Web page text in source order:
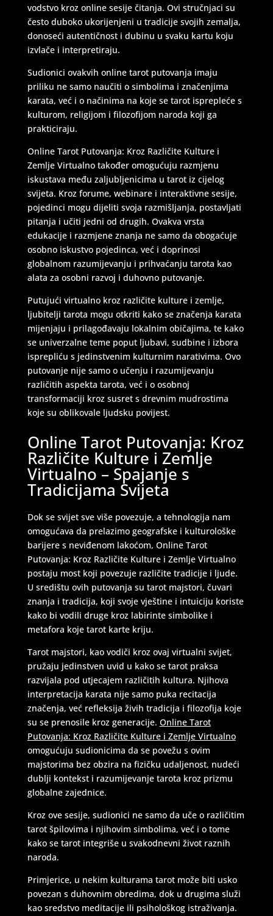
vodstvo kroz online sesije čitanja. Ovi stručnjaci su
često duboko ukorijenjeni u tradicije svojih zemalja,
donoseći autentičnost i dubinu u svaku kartu koju
izvlače i interpretiraju.
Sudionici ovakvih online tarot putovanja imaju
priliku ne samo naučiti o simbolima i značenjima
karata, već i o načinima na koje se tarot isprepleće s
kulturom, religijom i filozofijom naroda koji ga
prakticiraju.
Online Tarot Putovanja: Kroz Različite Kulture i
Zemlje Virtualno također omogućuju razmjenu
iskustava među zaljubljenicima u tarot iz cijelog
svijeta. Kroz forume, webinare i interaktivne sesije,
pojedinci mogu dijeliti svoja razmišljanja, postavljati
pitanja i učiti jedni od drugih. Ovakva vrsta
edukacije i razmjene znanja ne samo da obogaćuje
osobno iskustvo pojedinca, već i doprinosi
globalnom razumijevanju i prihvaćanju tarota kao
alata za osobni razvoj i duhovno putovanje.
Putujući virtualno kroz različite kulture i zemlje,
ljubitelji tarota mogu otkriti kako se značenja karata
mijenjaju i prilagođavaju lokalnim običajima, te kako
se univerzalne teme poput ljubavi, sudbine i izbora
isprepliću s jedinstvenim kulturnim narativima. Ovo
putovanje nije samo o učenju i razumijevanju
različitih aspekta tarota, već i o osobnoj
transformaciji kroz susret s drevnim mudrostima
koje su oblikovale ljudsku povijest.
Online Tarot Putovanja: Kroz
Različite Kulture i Zemlje
Virtualno – Spajanje s
Tradicijama Svijeta
Dok se svijet sve više povezuje, a tehnologija nam
omogućava da prelazimo geografske i kulturološke
barijere s neviđenom lakoćom, Online Tarot
Putovanja: Kroz Različite Kulture i Zemlje Virtualno
postaju most koji povezuje različite tradicije i ljude.
U središtu ovih putovanja su tarot majstori, čuvari
znanja i tradicija, koji svoje vještine i intuiciju koriste
kako bi vodili druge kroz labirinte simbolike i
metafora koje tarot karte kriju.
Tarot majstori, kao vodiči kroz ovaj virtualni svijet,
pružaju jedinstven uvid u kako se tarot praksa
razvijala pod utjecajem različitih kultura. Njihova
interpretacija karata nije samo puka recitacija
značenja, već refleksija živih tradicija i filozofija koje
su se prenosile kroz generacije. Online Tarot
Putovanja: Kroz Različite Kulture i Zemlje Virtualno
omogućuju sudionicima da se povežu s ovim
majstorima bez obzira na fizičku udaljenost, nudeći
dublji kontekst i razumijevanje tarota kroz prizmu
globalne zajednice.
Kroz ove sesije, sudionici ne samo da uče o različitim
tarot špilovima i njihovim simbolima, već i o tome
kako se tarot integriše u svakodnevni život raznih
naroda.
Primjerice, u nekim kulturama tarot može biti usko
povezan s duhovnim obredima, dok u drugima služi
kao sredstvo meditacije ili psihološkog istraživanja.